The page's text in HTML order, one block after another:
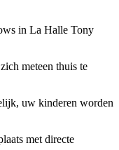
in La Halle Tony
meteen thuis te
uw kinderen worden
met directe